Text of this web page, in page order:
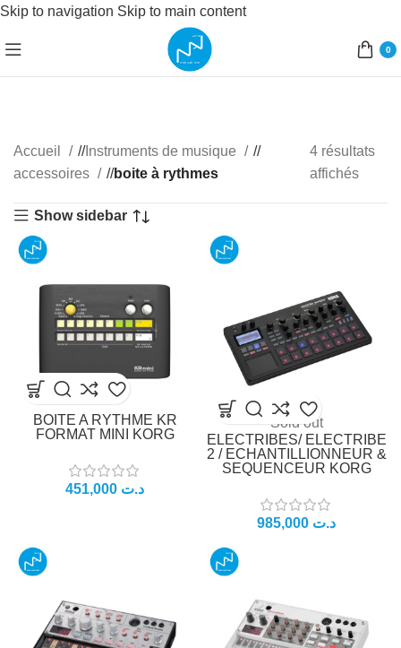
Skip to navigation Skip to main content
0
Accueil / Instruments de musique
/
accessoires
/ boite à rythmes
4 résultats
affichés
Show sidebar
BOITE A RYTHME KR
FORMAT MINI KORG
د.ت
Sold out
ELECTRIBES/ ELECTRIBE
2 / ECHANTILLIONNEUR &
SEQUENCEUR KORG
د.ت